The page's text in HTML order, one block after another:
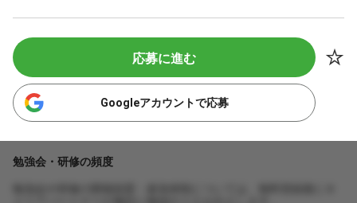
応募に進む
Googleアカウントで応募
勉強会・研修の頻度